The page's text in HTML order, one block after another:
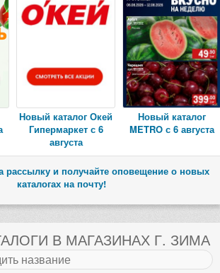
Новый каталог Окей
Гипермаркет с 6
августа
Новый каталог
METRO с 6 августа
рассылку и получайте оповещение о новых
каталогах на почту!
В МАГАЗИНАХ Г. ЗИМА